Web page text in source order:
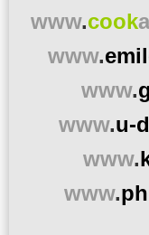
www.cook
www.
www.
www.u-
www.
www.